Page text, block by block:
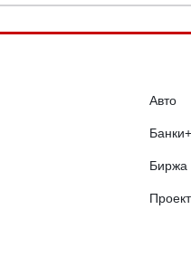
Авто
Банки+
Биржа